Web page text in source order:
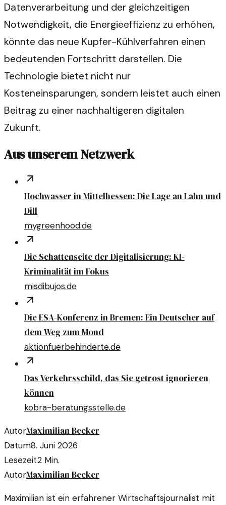
Datenverarbeitung und der gleichzeitigen
Notwendigkeit, die Energieeffizienz zu erhöhen,
könnte das neue Kupfer-Kühlverfahren einen
bedeutenden Fortschritt darstellen. Die
Technologie bietet nicht nur
Kosteneinsparungen, sondern leistet auch einen
Beitrag zu einer nachhaltigeren digitalen
Zukunft.
Aus unserem Netzwerk
Hochwasser in Mittelhessen: Die Lage an Lahn und
Dill
mygreenhood.de
Die Schattenseite der Digitalisierung: KI-
Kriminalität im Fokus
misdibujos.de
Die ESA-Konferenz in Bremen: Ein Deutscher auf
dem Weg zum Mond
aktionfuerbehinderte.de
Das Verkehrsschild, das Sie getrost ignorieren
können
kobra-beratungsstelle.de
AutorMaximilian Becker
Datum8. Juni 2026
Lesezeit2 Min.
AutorMaximilian Becker
Maximilian ist ein erfahrener Wirtschaftsjournalist mit